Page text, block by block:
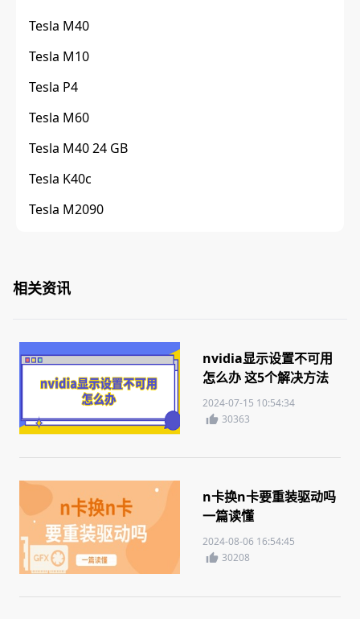
Tesla M40
Tesla M10
Tesla P4
Tesla M60
Tesla M40 24 GB
Tesla K40c
Tesla M2090
相关资讯
nvidia显示设置不可用
怎么办 这5个解决方法
你需要知道
2024-07-15 10:54:34
30363
n卡换n卡要重装驱动吗
一篇读懂
2024-08-06 16:54:45
30208